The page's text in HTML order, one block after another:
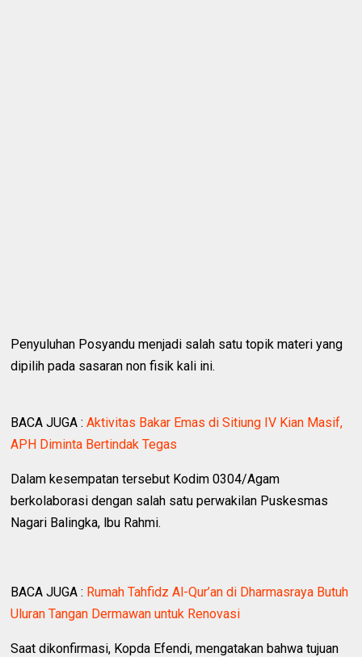
Penyuluhan Posyandu menjadi salah satu topik materi yang
dipilih pada sasaran non fisik kali ini.
BACA JUGA :Aktivitas Bakar Emas di Sitiung IV Kian Masif,
APH Diminta Bertindak Tegas
Dalam kesempatan tersebut Kodim 0304/Agam
berkolaborasi dengan salah satu perwakilan Puskesmas
Nagari Balingka, lbu Rahmi.
BACA JUGA : Rumah Tahfidz Al-Qur’an di Dharmasraya Butuh
Uluran Tangan Dermawan untuk Renovasi
Saat dikonfirmasi, Kopda Efendi, mengatakan bahwa tujuan